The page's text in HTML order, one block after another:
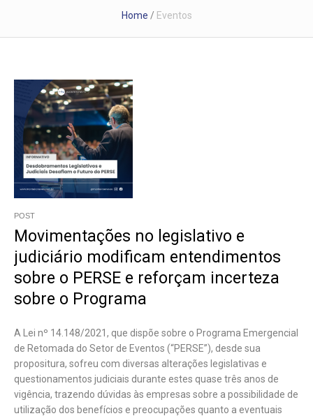
Home / Eventos
POST
Movimentações no legislativo e
judiciário modificam entendimentos
sobre o PERSE e reforçam incerteza
sobre o Programa
A Lei nº 14.148/2021, que dispõe sobre o Programa Emergencial
de Retomada do Setor de Eventos (“PERSE”), desde sua
propositura, sofreu com diversas alterações legislativas e
questionamentos judiciais durante estes quase três anos de
vigência, trazendo dúvidas às empresas sobre a possibilidade de
utilização dos benefícios e preocupações quanto a eventuais